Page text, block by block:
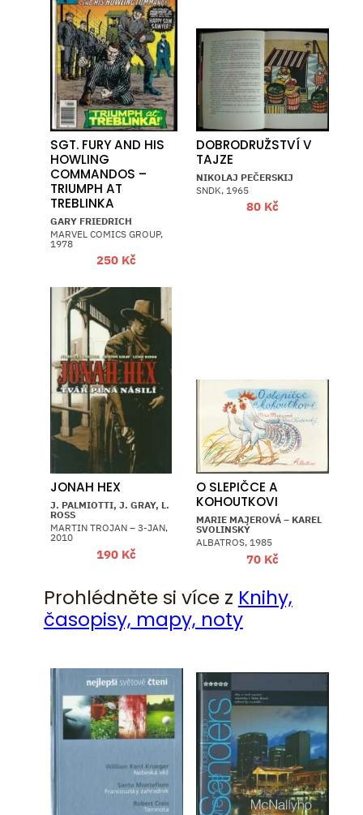
SGT. FURY AND HIS
HOWLING
COMMANDOS –
TRIUMPH AT
TREBLINKA
GARY FRIEDRICH
MARVEL COMICS GROUP,
1978
250 Kč
DOBRODRUŽSTVÍ V
TAJZE
NIKOLAJ PEČERSKIJ
SNDK, 1965
80 Kč
JONAH HEX
J. PALMIOTTI, J. GRAY, L.
ROSS
MARTIN TROJAN – 3-JAN,
2010
190 Kč
O SLEPIČCE A
KOHOUTKOVI
MARIE MAJEROVÁ – KAREL
SVOLINSKÝ
ALBATROS, 1985
70 Kč
Prohlédněte si více z Knihy,
časopisy, mapy, noty